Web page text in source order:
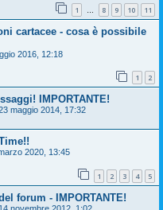
1 … 8 9 10 11
cartacee - cosa è possibile
2016, 12:18
1 2
IMPORTANTE!
maggio 2014, 17:32
2020, 13:45
1 2 3 4 5
forum - IMPORTANTE!